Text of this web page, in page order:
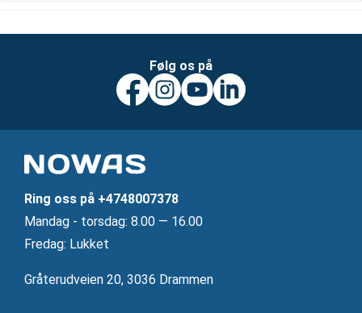
Følg os på
Ring oss på +4748007378
Mandag ‐ torsdag: 8.00 — 16.00
Fredag: Lukket
Gråterudveien 20, 3036 Drammen